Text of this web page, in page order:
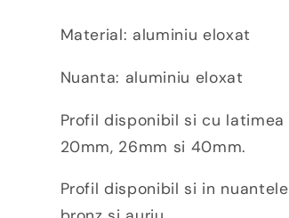
Material: aluminiu eloxat
Nuanta: aluminiu eloxat
Profil disponibil si cu latimea
20mm, 26mm si 40mm.
Profil disponibil si in